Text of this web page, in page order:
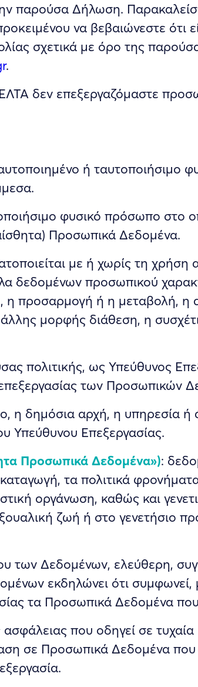
παρούσα Δήλωση.
να βεβαιώνεστε ότι
σχετικά με όρο της
.
δεν επεξεργαζόμαστε
ή ταυτοποιήσιμο
φυσικό πρόσωπο στο
Προσωπικά Δεδομένα.
με ή χωρίς τη χρήση
δεδομένων προσωπικού
προσαρμογή ή η μεταβολή, η
μορφής διάθεση, η
πολιτικής, ως Υπεύθυνος
των Προσωπικών
η δημόσια αρχή, η υπηρεσία
Υπεύθυνου Επεξεργασίας.
Προσωπικά Δεδομένα»):
τα πολιτικά
οργάνωση, καθώς και
ζωή ή στο γενετήσιο
των Δεδομένων, ελεύθερη,
εκδηλώνει ότι
τα Προσωπικά Δεδομένα
που οδηγεί σε
σε Προσωπικά Δεδομένα που